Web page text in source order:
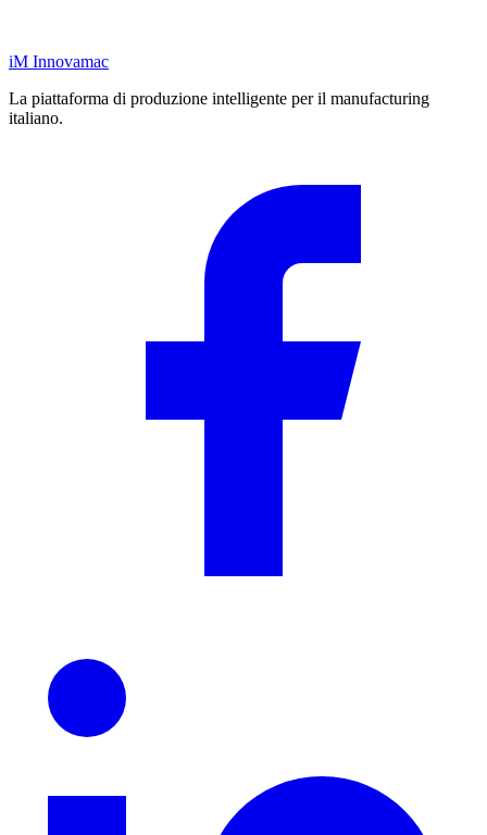
iM Innovamac
La piattaforma di produzione intelligente per il manufacturing
italiano.